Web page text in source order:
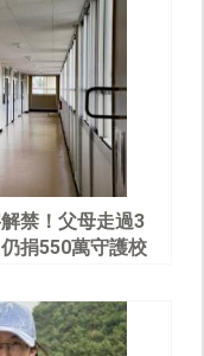
禁！父母走過3
捐550萬守護校